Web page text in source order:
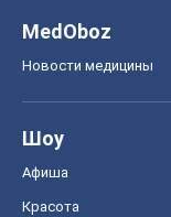
MedOboz
Новости медицины
Шоу
Афиша
Красота